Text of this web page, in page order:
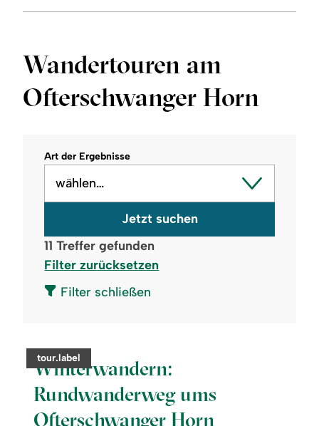
Speisen
-
Wurzelhütte
Sommer
Wandertouren am
Ofterschwanger Horn
Art der Ergebnisse
wählen…
Jetzt suchen
11 Treffer gefunden
Filter zurücksetzen
Filter schließen
category:
tour.label
Winterwandern:
Rundwanderweg ums
Ofterschwanger Horn
readmore:
Winterwandern:
Rundwanderweg
Ofterschwanger